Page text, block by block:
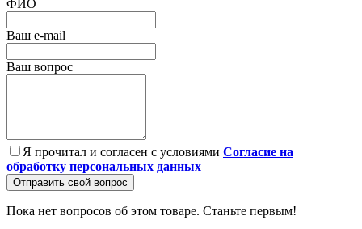
ФИО
Ваш e-mail
Ваш вопрос
Я прочитал и согласен с условиями Согласие на
обработку персональных данных
Отправить свой вопрос
Пока нет вопросов об этом товаре. Станьте первым!